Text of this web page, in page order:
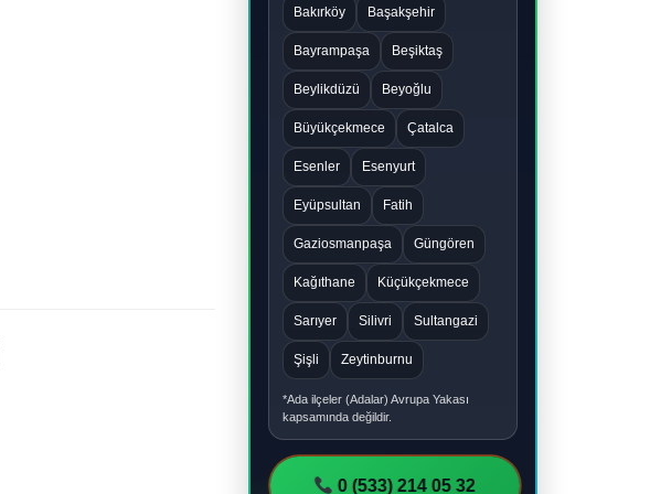
Bakırköy Başakşehir
Bayrampaşa Beşiktaş
Beylikdüzü Beyoğlu
Büyükçekmece Çatalca
Esenler Esenyurt
Eyüpsultan Fatih
Gaziosmanpaşa Güngören
Kağıthane Küçükçekmece
Sarıyer Silivri Sultangazi
Şişli Zeytinburnu
*Ada ilçeler (Adalar) Avrupa Yakası
kapsamında değildir.
0 (533) 214 05 32